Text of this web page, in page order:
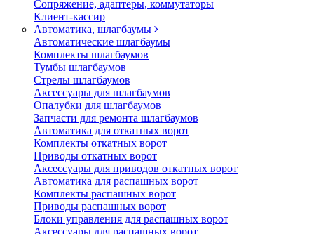
Сопряжение, адаптеры, коммутаторы
Клиент-кассир
Автоматика, шлагбаумы
Автоматические шлагбаумы
Комплекты шлагбаумов
Тумбы шлагбаумов
Стрелы шлагбаумов
Аксессуары для шлагбаумов
Опалубки для шлагбаумов
Запчасти для ремонта шлагбаумов
Автоматика для откатных ворот
Комплекты откатных ворот
Приводы откатных ворот
Аксессуары для приводов откатных ворот
Автоматика для распашных ворот
Комплекты распашных ворот
Приводы распашных ворот
Блоки управления для распашных ворот
Аксессуары для распашных ворот